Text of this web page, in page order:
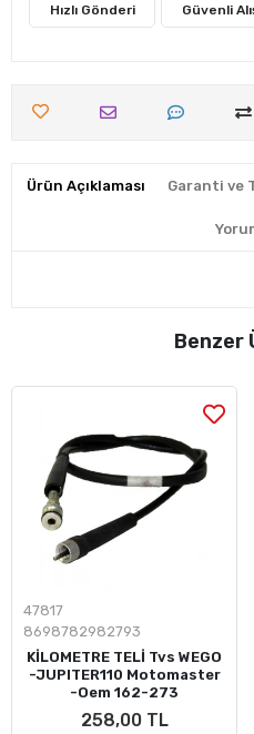
Hızlı Gönderi Güvenli
Ürün Açıklaması Garanti ve
Benzer
47817
8698782982793
KİLOMETRE TELİ Tvs WEGO
-JUPITER110 Motomaster
-Oem 162-273
258,00 TL